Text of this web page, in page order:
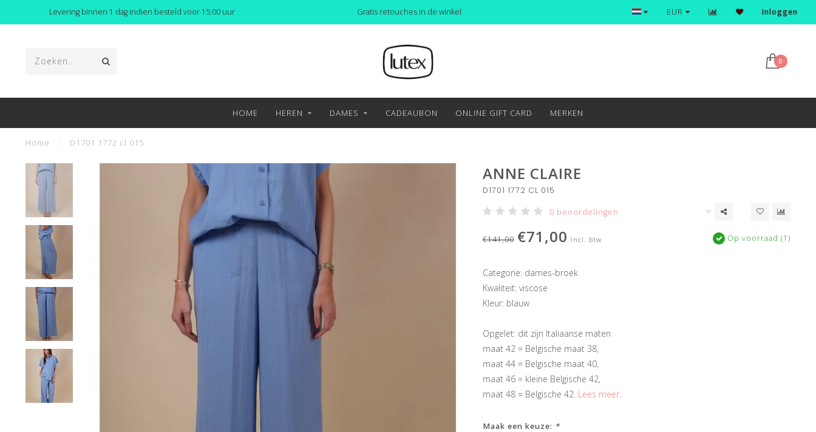
Levering binnen 1 dag indien besteld voor 15:00 uur Gratis retouches in de winkel Ontdek en shop de nieuwste trends
EUR Inloggen
0
HOME HEREN DAMES CADEAUBON ONLINE GIFT CARD MERKEN
Home D1701 1772 cl 015
ANNE CLAIRE
D1701 1772 CL 015
0 beoordelingen
€141,00 €71,00 Incl. btw Op voorraad (1)
Categorie: dames-broek
Kwaliteit: viscose
Kleur: blauw
Opgelet: dit zijn Italiaanse maten
maat 42 = Belgische maat 38,
maat 44 = Belgische maat 40,
maat 46 = kleine Belgische 42,
maat 48 = Belgische 42. Lees meer..
Maak een keuze: *